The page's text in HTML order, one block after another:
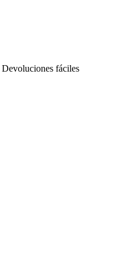
Devoluciones fáciles